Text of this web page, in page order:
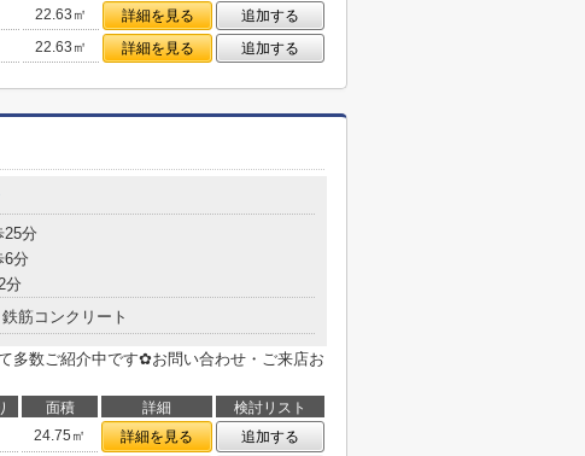
22.63㎡ 詳細を見る
追加する
22.63㎡ 詳細を見る 追加する
25分
6分
分
鉄筋コンクリート
多数ご紹介中です✿お問い合わせ・ご来店お
面積 詳細
検討リスト
24.75㎡ 詳細を見る
追加する